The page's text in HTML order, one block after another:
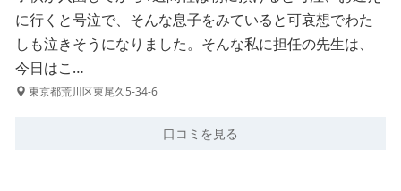
に行くと号泣で、そんな息子をみていると可哀想でわた
しも泣きそうになりました。そんな私に担任の先生は、
今日はこ…
東京都荒川区東尾久5-34-6
口コミを見る